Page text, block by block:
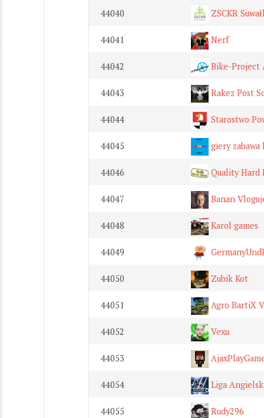
44040 ZSCKR
44041 Nerf
44042 Bike-Project
44043 Rakez Post
44044 Starostwo
44045 giery zabawa
44046 Quality Hard
44047 Banan
44048 Karol games
44049
44050 Zubik Kot
44051 Agro BartiX
44052 Vexu
44053
44054 Liga
44055 Rudy296